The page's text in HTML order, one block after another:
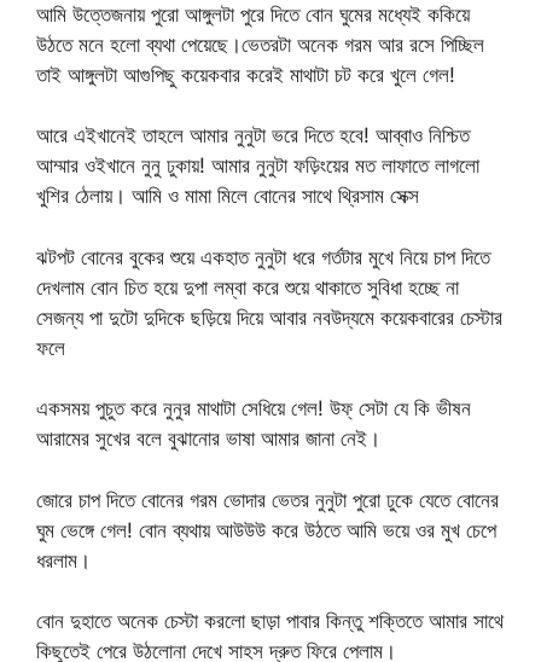
আমি উত্তেজনায় পুরো আঙ্গুলটা পুরে দিতে বোন ঘুমের মধ্যেই ককিয়ে
উঠতে মনে হলো ব্যথা পেয়েছে।ভেতরটা অনেক গরম আর রসে পিচ্ছিল
তাই আঙ্গুলটা আগুপিছু কয়েকবার করেই মাথাটা চট করে খুলে গেল!
আরে এইখানেই তাহলে আমার নুনুটা ভরে দিতে হবে! আব্বাও নিশ্চিত
আম্মার ওইখানে নুনু ঢুকায়! আমার নুনুটা ফড়িংয়ের মত লাফাতে লাগলো
খুশির ঠেলায়। আমি ও মামা মিলে বোনের সাথে থ্রিসাম সেক্স
ঝটপট বোনের বুকের শুয়ে একহাত নুনুটা ধরে গর্তটার মুখে নিয়ে চাপ দিতে
দেখলাম বোন চিত হয়ে দুপা লম্বা করে শুয়ে থাকাতে সুবিধা হচ্ছে না
সেজন্য পা দুটো দুদিকে ছড়িয়ে দিয়ে আবার নবউদ্যমে কয়েকবারের চেস্টার
ফলে
একসময় পুচুত করে নুনুর মাথাটা সেধিয়ে গেল! উফ্ সেটা যে কি ভীষন
আরামের সুখের বলে বুঝানোর ভাষা আমার জানা নেই।
জোরে চাপ দিতে বোনের গরম ভোদার ভেতর নুনুটা পুরো ঢুকে যেতে বোনের
ঘুম ভেঙ্গে গেল! বোন ব্যথায় আউউউ করে উঠতে আমি ভয়ে ওর মুখ চেপে
ধরলাম।
বোন দুহাতে অনেক চেস্টা করলো ছাড়া পাবার কিন্তু শক্তিতে আমার সাথে
কিছুতেই পেরে উঠলোনা দেখে সাহস দ্রুত ফিরে পেলাম।